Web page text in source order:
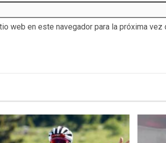
web en este navegador para la próxima vez